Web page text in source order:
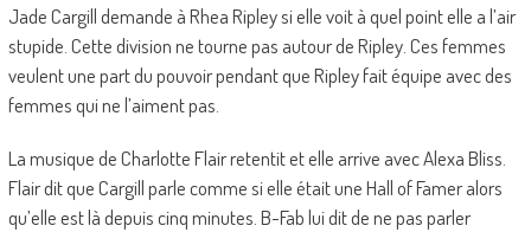
Jade Cargill demande à Rhea Ripley si elle voit à quel point elle a l’air
stupide. Cette division ne tourne pas autour de Ripley. Ces femmes
veulent une part du pouvoir pendant que Ripley fait équipe avec des
femmes qui ne l’aiment pas.
La musique de Charlotte Flair retentit et elle arrive avec Alexa Bliss.
Flair dit que Cargill parle comme si elle était une Hall of Famer alors
qu’elle est là depuis cinq minutes. B-Fab lui dit de ne pas parler